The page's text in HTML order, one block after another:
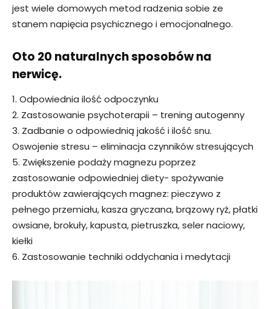
jest wiele domowych metod radzenia sobie ze
stanem napięcia psychicznego i emocjonalnego.
Oto 20 naturalnych sposobów na
nerwicę.
1. Odpowiednia ilość odpoczynku
2. Zastosowanie psychoterapii – trening autogenny
3. Zadbanie o odpowiednią jakość i ilość snu.
Oswojenie stresu – eliminacja czynników stresujących
5. Zwiększenie podaży magnezu poprzez
zastosowanie odpowiedniej diety- spożywanie
produktów zawierających magnez: pieczywo z
pełnego przemiału, kasza gryczana, brązowy ryż, płatki
owsiane, brokuły, kapusta, pietruszka, seler naciowy,
kiełki
6. Zastosowanie techniki oddychania i medytacji